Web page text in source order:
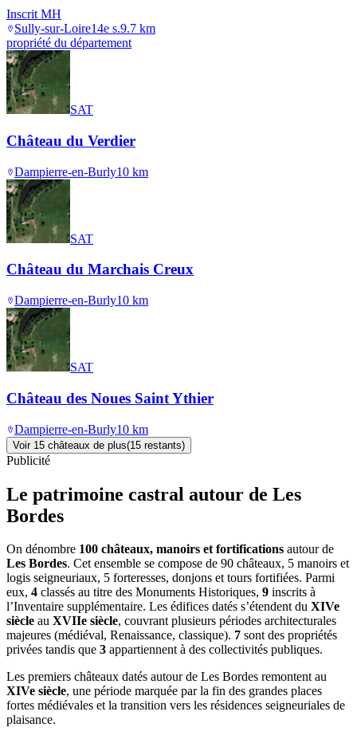
Inscrit MH
Sully-sur-Loire14e s.9.7 km
propriété du département
SAT
Château du Verdier
Dampierre-en-Burly10 km
SAT
Château du Marchais Creux
Dampierre-en-Burly10 km
SAT
Château des Noues Saint Ythier
Dampierre-en-Burly10 km
Voir 15 châteaux de plus(15 restants)
Publicité
Le patrimoine castral autour de Les
Bordes
On dénombre 100 châteaux, manoirs et fortifications autour de
Les Bordes. Cet ensemble se compose de 90 châteaux, 5 manoirs et
logis seigneuriaux, 5 forteresses, donjons et tours fortifiées. Parmi
eux, 4 classés au titre des Monuments Historiques, 9 inscrits à
l’Inventaire supplémentaire. Les édifices datés s’étendent du XIVe
siècle au XVIIe siècle, couvrant plusieurs périodes architecturales
majeures (médiéval, Renaissance, classique). 7 sont des propriétés
privées tandis que 3 appartiennent à des collectivités publiques.
Les premiers châteaux datés autour de Les Bordes remontent au
XIVe siècle, une période marquée par la fin des grandes places
fortes médiévales et la transition vers les résidences seigneuriales de
plaisance.